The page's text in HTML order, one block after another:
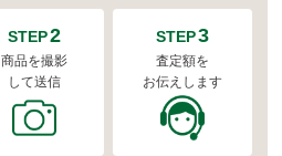
STEP2
商品を撮影
して送信
STEP3
査定額を
お伝えします